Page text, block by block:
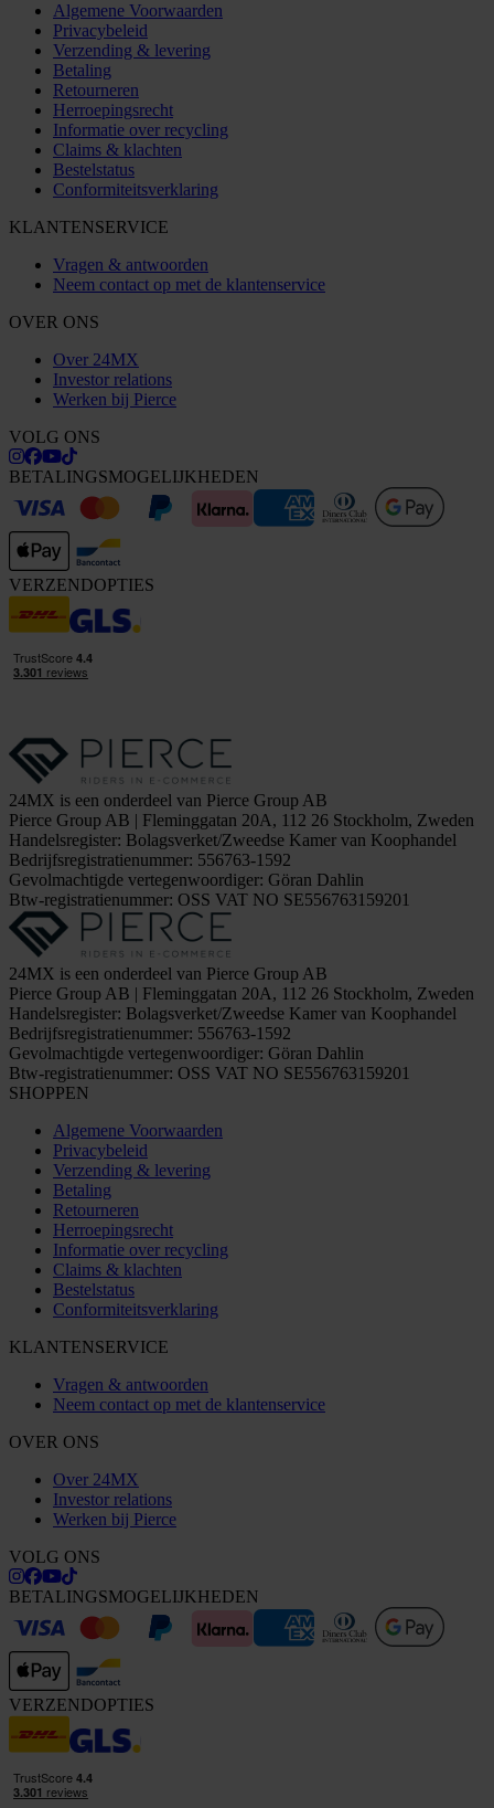
Algemene Voorwaarden
Privacybeleid
Verzending & levering
Betaling
Retourneren
Herroepingsrecht
Informatie over recycling
Claims & klachten
Bestelstatus
Conformiteitsverklaring
KLANTENSERVICE
Vragen & antwoorden
Neem contact op met de klantenservice
OVER ONS
Over 24MX
Investor relations
Werken bij Pierce
VOLG ONS
BETALINGSMOGELIJKHEDEN
VERZENDOPTIES
24MX is een onderdeel van Pierce Group AB
Pierce Group AB | Fleminggatan 20A, 112 26 Stockholm, Zweden
Handelsregister: Bolagsverket/Zweedse Kamer van Koophandel
Bedrijfsregistratienummer: 556763-1592
Gevolmachtigde vertegenwoordiger: Göran Dahlin
Btw-registratienummer: OSS VAT NO SE556763159201
24MX is een onderdeel van Pierce Group AB
Pierce Group AB | Fleminggatan 20A, 112 26 Stockholm, Zweden
Handelsregister: Bolagsverket/Zweedse Kamer van Koophandel
Bedrijfsregistratienummer: 556763-1592
Gevolmachtigde vertegenwoordiger: Göran Dahlin
Btw-registratienummer: OSS VAT NO SE556763159201
SHOPPEN
Algemene Voorwaarden
Privacybeleid
Verzending & levering
Betaling
Retourneren
Herroepingsrecht
Informatie over recycling
Claims & klachten
Bestelstatus
Conformiteitsverklaring
KLANTENSERVICE
Vragen & antwoorden
Neem contact op met de klantenservice
OVER ONS
Over 24MX
Investor relations
Werken bij Pierce
VOLG ONS
BETALINGSMOGELIJKHEDEN
VERZENDOPTIES